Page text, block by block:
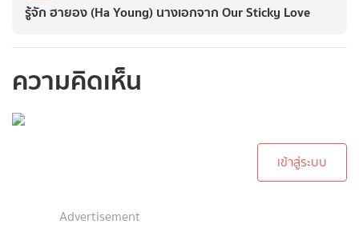
รู้จัก ฮายอง (Ha Young) นางเอกจาก Our Sticky Love
ความคิดเห็น
เข้าสู่ระบบ
Advertisement